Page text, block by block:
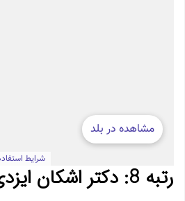
رتبه 8: دکتر اشکان ایزدی